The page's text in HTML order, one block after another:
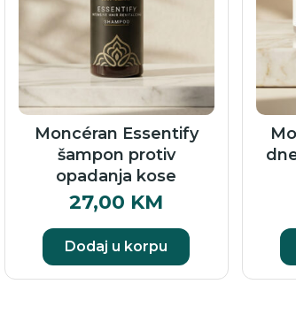
Moncéran Essentify
šampon protiv
opadanja kose
27,00 KM
Dodaj u korpu